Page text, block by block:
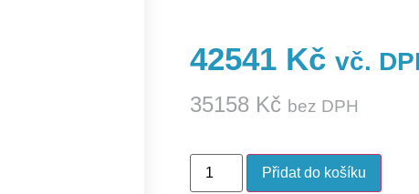
42541 Kč vč.
35158 Kč bez DPH
Přidat do košíku